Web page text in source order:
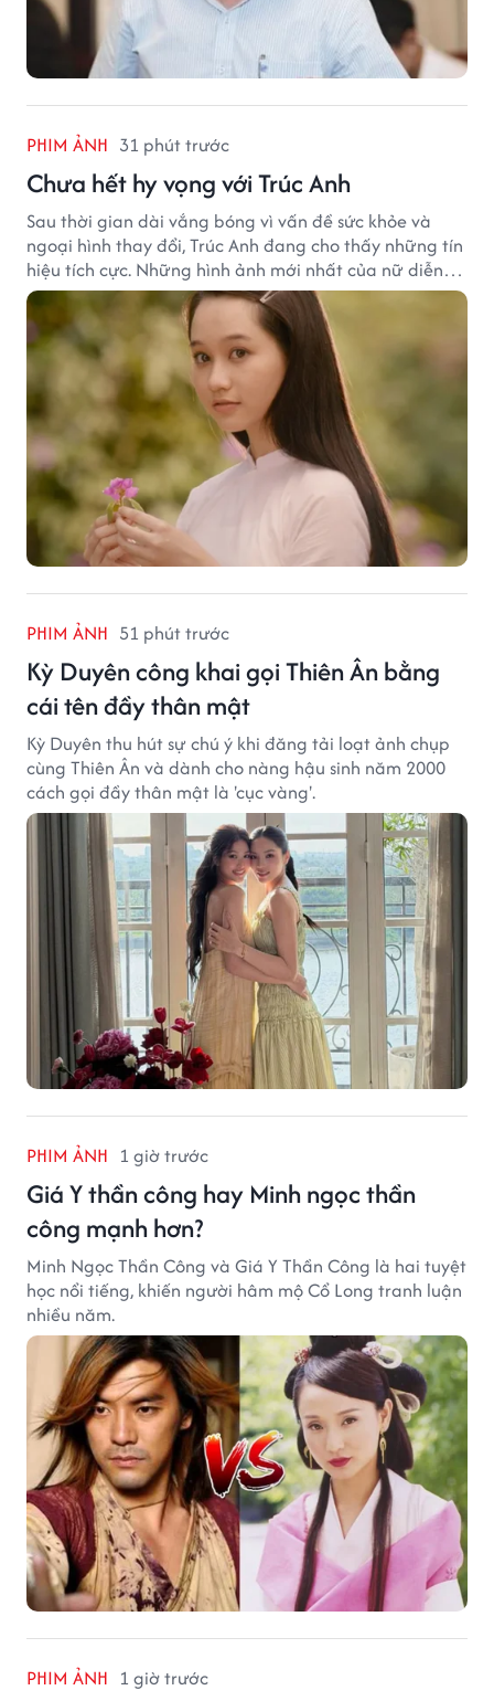
PHIM ẢNH 31 phút trước
Chưa hết hy vọng với Trúc Anh
Sau thời gian dài vắng bóng vì vấn đề sức khỏe và
ngoại hình thay đổi, Trúc Anh đang cho thấy những tín
hiệu tích cực. Những hình ảnh mới nhất của nữ diễn
viên khiến nhiều khán giả tin rằng hành trình trở lại
của cô vẫn còn nhiều hy vọng.
PHIM ẢNH 51 phút trước
Kỳ Duyên công khai gọi Thiên Ân bằng
cái tên đầy thân mật
Kỳ Duyên thu hút sự chú ý khi đăng tải loạt ảnh chụp
cùng Thiên Ân và dành cho nàng hậu sinh năm 2000
cách gọi đầy thân mật là 'cục vàng'.
PHIM ẢNH 1 giờ trước
Giá Y thần công hay Minh ngọc thần
công mạnh hơn?
Minh Ngọc Thần Công và Giá Y Thần Công là hai tuyệt
học nổi tiếng, khiến người hâm mộ Cổ Long tranh luận
nhiều năm.
PHIM ẢNH 1 giờ trước